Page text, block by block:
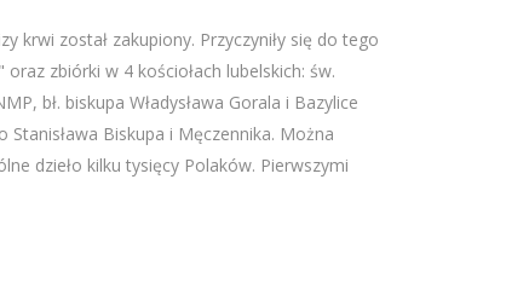
krwi został zakupiony. Przyczyniły się do tego
zbiórki w 4 kościołach lubelskich: św.
bł. biskupa Władysława Gorala i Bazylice
Biskupa i Męczennika. Można
dzieło kilku tysięcy Polaków. Pierwszymi